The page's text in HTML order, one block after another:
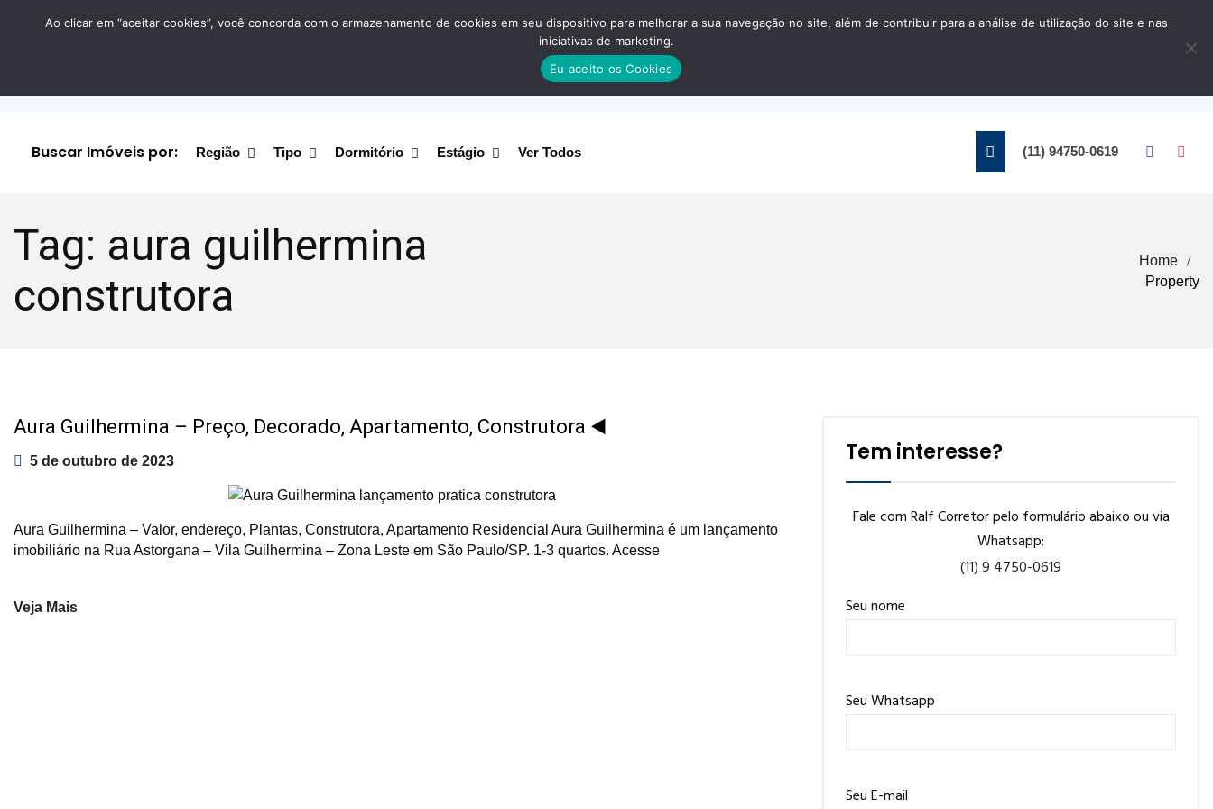
Contato
Buscar Imóveis por: Região Tipo Dormitório Estágio Ver Todos (11) 94750-0619
Tag: aura guilhermina
construtora
Home
Property
Aura Guilhermina – Preço, Decorado, Apartamento, Construtora ◀️
5 de outubro de 2023
Aura Guilhermina – Valor, endereço, Plantas, Construtora, Apartamento Residencial Aura Guilhermina é um lançamento
imobiliário na Rua Astorgana – Vila Guilhermina – Zona Leste em São Paulo/SP. 1-3 quartos. Acesse
Veja Mais
Tem interesse?
Fale com Ralf Corretor pelo formulário abaixo ou via
Whatsapp:
(11) 9 4750-0619
Seu nome
Seu Whatsapp
Seu E-mail
Ao clicar em “aceitar cookies”, você concorda com o armazenamento de cookies em seu dispositivo para melhorar a sua navegação no site, além de contribuir para a análise de utilização do site e nas
iniciativas de marketing.
Eu aceito os Cookies